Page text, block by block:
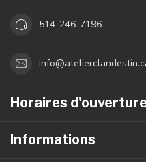
514-246-7196
Horaires
Informations